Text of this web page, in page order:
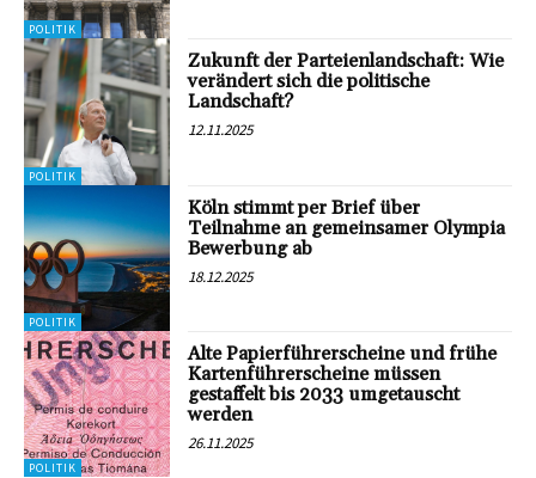
POLITIK
POLITIK
Zukunft der Parteienlandschaft: Wie
verändert sich die politische
Landschaft?
12.11.2025
POLITIK
Köln stimmt per Brief über
Teilnahme an gemeinsamer Olympia
Bewerbung ab
18.12.2025
POLITIK
Alte Papierführerscheine und frühe
Kartenführerscheine müssen
gestaffelt bis 2033 umgetauscht
werden
26.11.2025